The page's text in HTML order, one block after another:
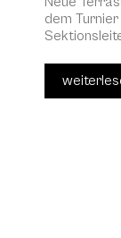
dem